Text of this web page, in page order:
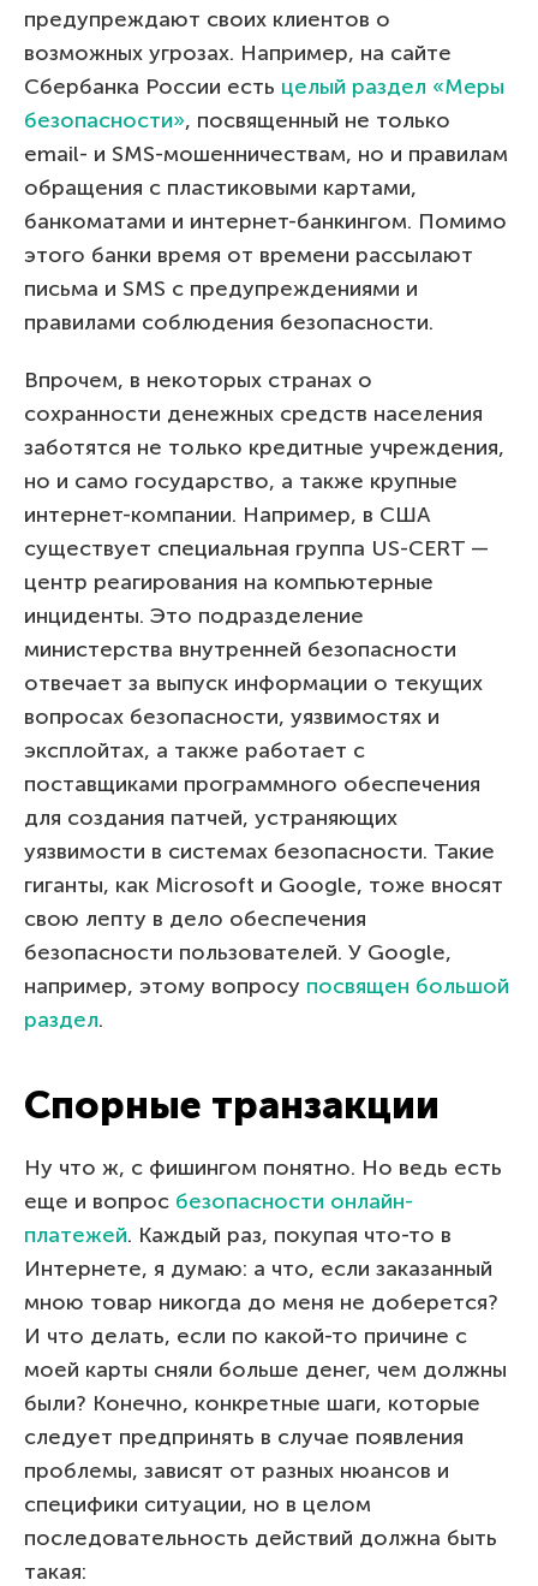
предупреждают своих клиентов о
возможных угрозах. Например, на сайте
Сбербанка России есть целый раздел «Меры
безопасности», посвященный не только
email- и SMS-мошенничествам, но и правилам
обращения с пластиковыми картами,
банкоматами и интернет-банкингом. Помимо
этого банки время от времени рассылают
письма и SMS с предупреждениями и
правилами соблюдения безопасности.
Впрочем, в некоторых странах о
сохранности денежных средств населения
заботятся не только кредитные учреждения,
но и само государство, а также крупные
интернет-компании. Например, в США
существует специальная группа US-CERT —
центр реагирования на компьютерные
инциденты. Это подразделение
министерства внутренней безопасности
отвечает за выпуск информации о текущих
вопросах безопасности, уязвимостях и
эксплойтах, а также работает с
поставщиками программного обеспечения
для создания патчей, устраняющих
уязвимости в системах безопасности. Такие
гиганты, как Microsoft и Google, тоже вносят
свою лепту в дело обеспечения
безопасности пользователей. У Google,
например, этому вопросу посвящен большой
раздел.
Спорные транзакции
Ну что ж, с фишингом понятно. Но ведь есть
еще и вопрос безопасности онлайн-
платежей. Каждый раз, покупая что-то в
Интернете, я думаю: а что, если заказанный
мною товар никогда до меня не доберется?
И что делать, если по какой-то причине с
моей карты сняли больше денег, чем должны
были? Конечно, конкретные шаги, которые
следует предпринять в случае появления
проблемы, зависят от разных нюансов и
специфики ситуации, но в целом
последовательность действий должна быть
такая: